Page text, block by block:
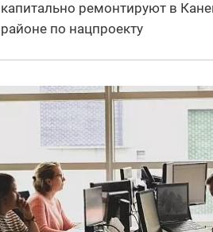
капитально ремонтируют в
районе по нацпроекту